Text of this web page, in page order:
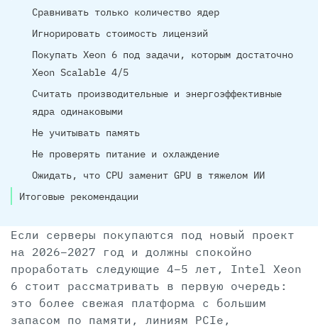
Сравнивать только количество ядер
Игнорировать стоимость лицензий
Покупать Xeon 6 под задачи, которым достаточно
Xeon Scalable 4/5
Считать производительные и энергоэффективные
ядра одинаковыми
Не учитывать память
Не проверять питание и охлаждение
Ожидать, что CPU заменит GPU в тяжелом ИИ
Итоговые рекомендации
Если серверы покупаются под новый проект
на 2026–2027 год и должны спокойно
проработать следующие 4–5 лет, Intel Xeon
6 стоит рассматривать в первую очередь:
это более свежая платформа с большим
запасом по памяти, линиям PCIe,